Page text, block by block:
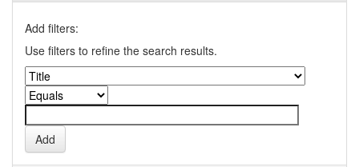
Add filters:
Use filters to refine the search results.